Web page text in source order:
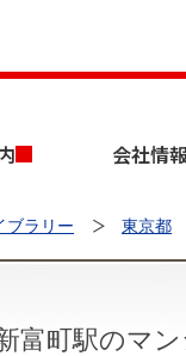
会社情報
ブラリー 東京都
富町駅のマ